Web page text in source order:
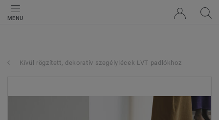
MENU
Kívül rögzített, dekoratív szegélylécek LVT padlókhoz